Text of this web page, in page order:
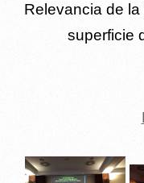
Relevancia de
superficie